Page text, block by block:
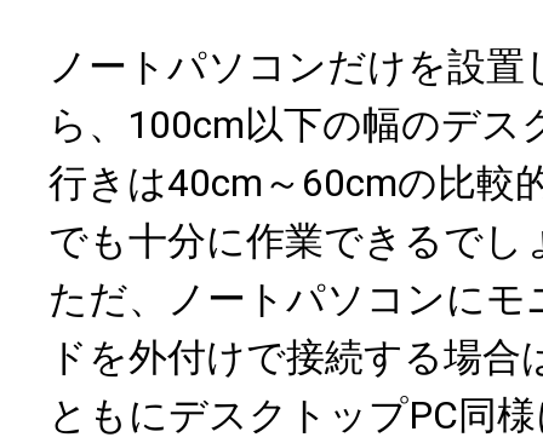
ノートパソコンだけを設
ら、100cm以下の幅のデス
行きは40cm～60cmの比較
でも十分に作業できるでし
ただ、ノートパソコンにモ
ドを外付けで接続する場合
ともにデスクトップPC同